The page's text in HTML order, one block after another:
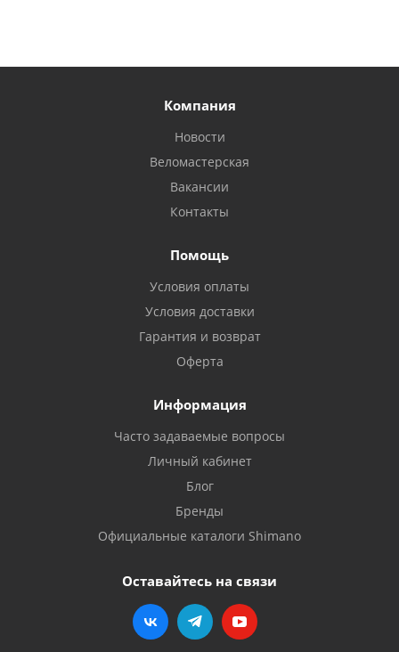
Компания
Новости
Веломастерская
Вакансии
Контакты
Помощь
Условия оплаты
Условия доставки
Гарантия и возврат
Оферта
Информация
Часто задаваемые вопросы
Личный кабинет
Блог
Бренды
Официальные каталоги Shimano
Оставайтесь на связи